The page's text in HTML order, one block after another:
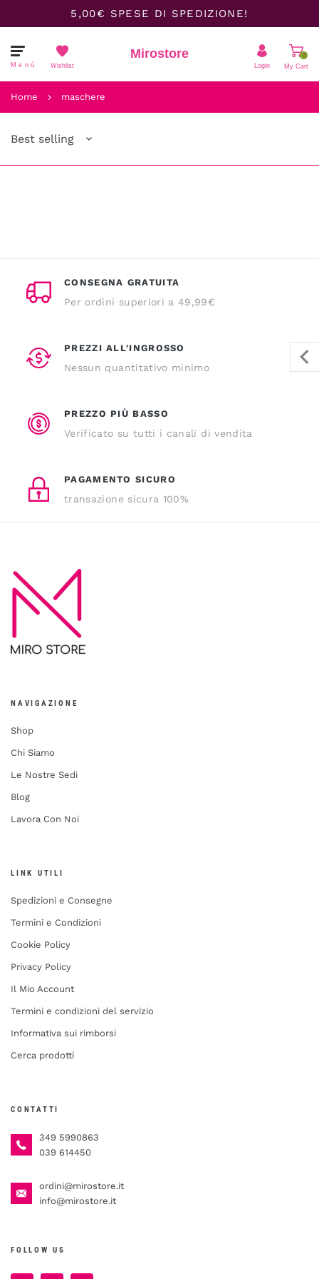
5,00€ SPESE DI SPEDIZIONE!
Menù Wishlist
Mirostore
Login
0
My Cart
Il carrello è vuoto.
Home maschere
Best selling
CONSEGNA GRATUITA
Per ordini superiori a 49,99€
PREZZI ALL'INGROSSO
Nessun quantitativo minimo
PREZZO PIÙ BASSO
Verificato su tutti i canali di vendita
PAGAMENTO SICURO
transazione sicura 100%
NAVIGAZIONE
Shop
Chi Siamo
Le Nostre Sedi
Blog
Lavora Con Noi
LINK UTILI
Spedizioni e Consegne
Termini e Condizioni
Cookie Policy
Privacy Policy
Il Mio Account
Termini e condizioni del servizio
Informativa sui rimborsi
Cerca prodotti
CONTATTI
349 5990863
039 614450
ordini@mirostore.it
info@mirostore.it
FOLLOW US